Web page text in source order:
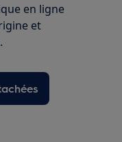
en ligne
et